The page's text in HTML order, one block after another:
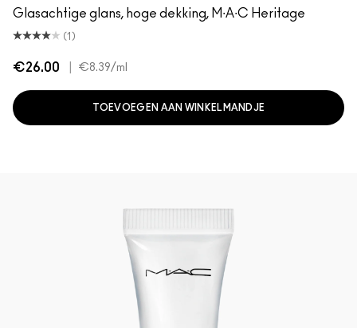
Glasachtige glans, hoge dekking, M∙A∙C Heritage
(1)
€26.00 €8.39/ml
TOEVOEGEN AAN WINKELMANDJE